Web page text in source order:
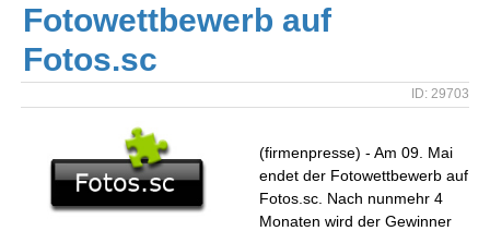
Fotowettbewerb auf
Fotos.sc
ID: 29703
(firmenpresse) - Am 09. Mai
endet der Fotowettbewerb auf
Fotos.sc. Nach nunmehr 4
Monaten wird der Gewinner